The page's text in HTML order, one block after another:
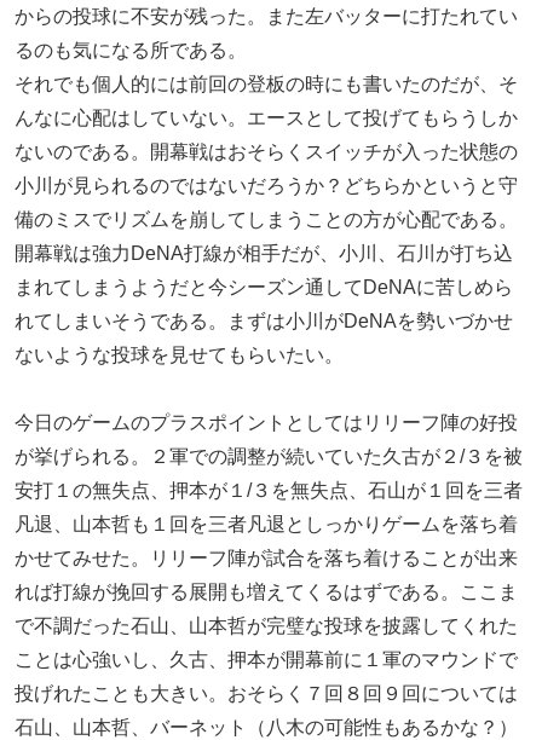
からの投球に不安が残った。また左バッターに打たれてい
るのも気になる所である。
それでも個人的には前回の登板の時にも書いたのだが、そ
んなに心配はしていない。エースとして投げてもらうしか
ないのである。開幕戦はおそらくスイッチが入った状態の
小川が見られるのではないだろうか？どちらかというと守
備のミスでリズムを崩してしまうことの方が心配である。
開幕戦は強力DeNA打線が相手だが、小川、石川が打ち込
まれてしまうようだと今シーズン通してDeNAに苦しめら
れてしまいそうである。まずは小川がDeNAを勢いづかせ
ないような投球を見せてもらいたい。
今日のゲームのプラスポイントとしてはリリーフ陣の好投
が挙げられる。２軍での調整が続いていた久古が２/３を被
安打１の無失点、押本が１/３を無失点、石山が１回を三者
凡退、山本哲も１回を三者凡退としっかりゲームを落ち着
かせてみせた。リリーフ陣が試合を落ち着けることが出来
れば打線が挽回する展開も増えてくるはずである。ここま
で不調だった石山、山本哲が完璧な投球を披露してくれた
ことは心強いし、久古、押本が開幕前に１軍のマウンドで
投げれたことも大きい。おそらく７回８回９回については
石山、山本哲、バーネット（八木の可能性もあるかな？）